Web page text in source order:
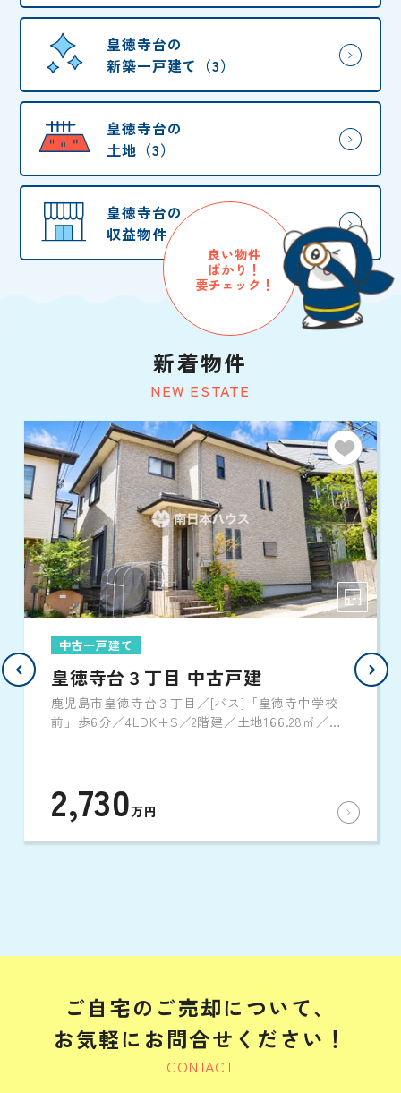
皇徳寺台の
新築一戸建て（3）
皇徳寺台の
土地（3）
皇徳寺台の
収益物件・他（1）
NEW ESTATE
新着物件
良い物件
ばかり！
要チェック！
中古一戸建て
皇徳寺台３丁目 中古戸建
鹿児島市皇徳寺台３丁目／[バス]「皇徳寺中学校
前」歩6分／4LDK+S／2階建／土地166.28㎡／建
2,730万円
ご自宅のご売却について、
お気軽にお問合せください！
CONTACT